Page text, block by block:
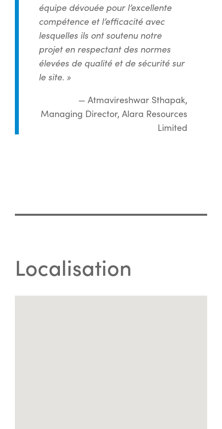
équipe dévouée pour l’excellente
compétence et l’efficacité avec
lesquelles ils ont soutenu notre
projet en respectant des normes
élevées de qualité et de sécurité sur
le site. »
— Atmavireshwar Sthapak,
Managing Director, Alara Resources
Limited
Localisation